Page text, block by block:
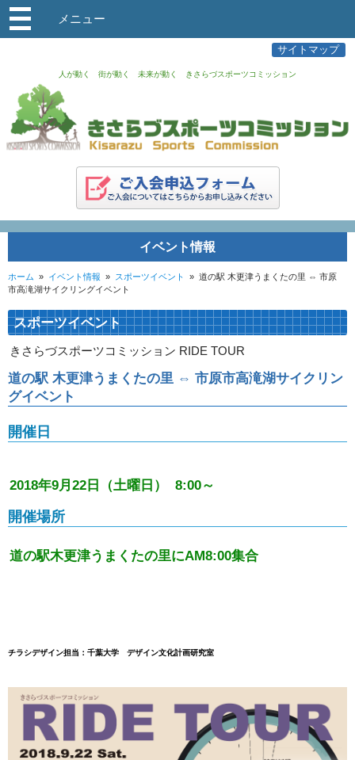
メニュー
サイトマップ
人が動く 街が動く 未来が動く きさらづスポーツコミッション
イベント情報
ホーム » イベント情報 » スポーツイベント » 道の駅 木更津うまくたの里 ⇔ 市原
市高滝湖サイクリングイベント
スポーツイベント
きさらづスポーツコミッション RIDE TOUR
道の駅 木更津うまくたの里 ⇔ 市原市高滝湖サイクリン
グイベント
開催日
2018年9月22日（土曜日） 8:00～
開催場所
道の駅木更津うまくたの里にAM8:00集合
チラシデザイン担当：千葉大学 デザイン文化計画研究室